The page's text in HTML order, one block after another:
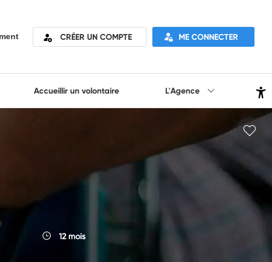
CRÉER UN COMPTE ME CONNECTER
Accueillir un volontaire L'Agence
12 mois